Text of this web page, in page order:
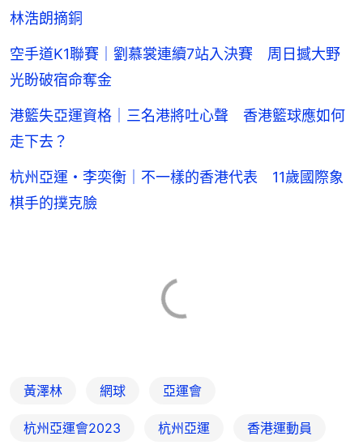
林浩朗摘銅
空手道K1聯賽｜劉慕裳連續7站入決賽 周日撼大野
光盼破宿命奪金
港籃失亞運資格｜三名港將吐心聲 香港籃球應如何
走下去？
杭州亞運・李奕衡｜不一樣的香港代表 11歲國際象
棋手的撲克臉
黃澤林 網球 亞運會
杭州亞運會2023 杭州亞運 香港運動員